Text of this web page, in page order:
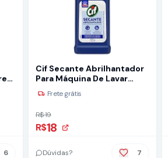
6
Cif Secante Abrilhantador
Para Máquina De Lavar
Louças 100Ml
Frete grátis
R$ 19
R$18
Dúvidas? 7